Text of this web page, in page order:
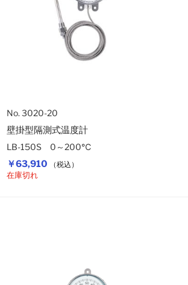
￥63,910 （税込）
No. 3020-20
壁掛型隔測式温度計
LB-150S 0～200℃
在庫切れ